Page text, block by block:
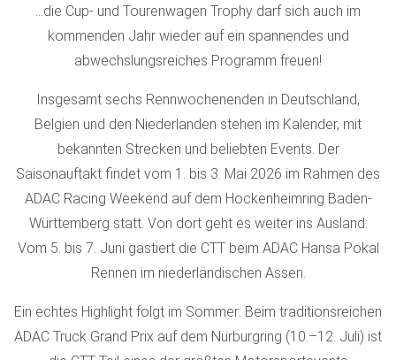
…die Cup- und Tourenwagen Trophy darf sich auch im
kommenden Jahr wieder auf ein spannendes und
abwechslungsreiches Programm freuen!
Insgesamt sechs Rennwochenenden in Deutschland,
Belgien und den Niederlanden stehen im Kalender, mit
bekannten Strecken und beliebten Events. Der
Saisonauftakt findet vom 1. bis 3. Mai 2026 im Rahmen des
ADAC Racing Weekend auf dem Hockenheimring Baden-
Württemberg statt. Von dort geht es weiter ins Ausland:
Vom 5. bis 7. Juni gastiert die CTT beim ADAC Hansa Pokal
Rennen im niederländischen Assen.
Ein echtes Highlight folgt im Sommer: Beim traditionsreichen
ADAC Truck Grand Prix auf dem Nürburgring (10.–12. Juli) ist